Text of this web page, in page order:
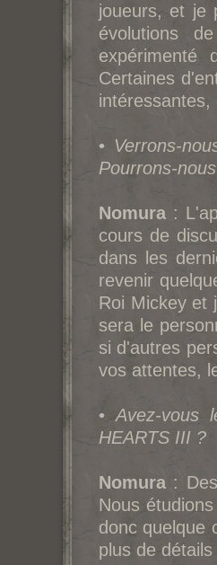
joueurs, et je
évolutions
expérimenté
Certaines
• Verrons-
Pourrons-
Nomura :
cours de
dans les
revenir
Roi Mickey et
sera le
si d'autres
vos attentes,
• Avez-vous
HEARTS III ?
Nomura :
Nous
donc quelque
plus de